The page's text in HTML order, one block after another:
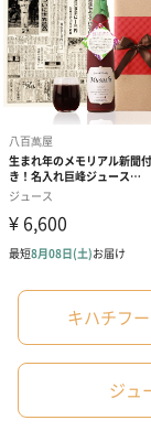
あり（280円）
メッセージカー
誕生日や結婚祝
ードを同梱します
メッセージカード
キハチフ
ジュ